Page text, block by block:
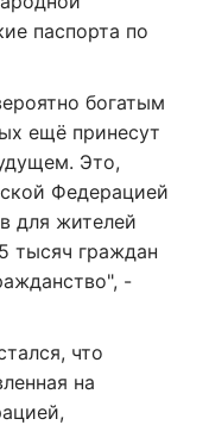
паспорта по
богатым
ещё принесут
Это,
Федерацией
для жителей
тысяч граждан
-
что
на